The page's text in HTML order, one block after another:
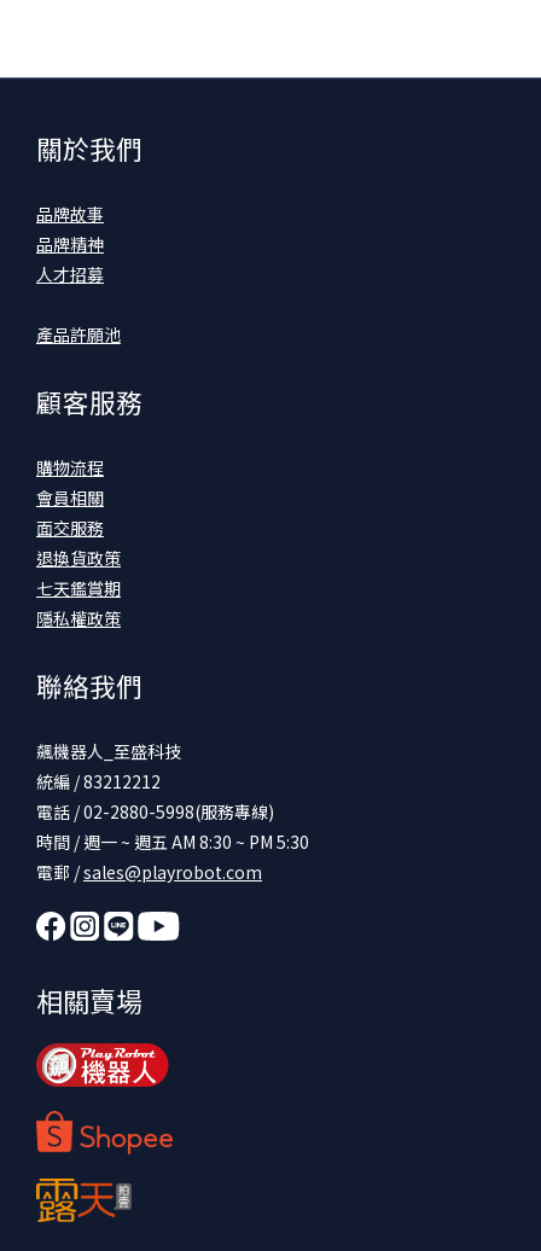
關於我們
品牌故事
品牌精神
人才招募
產品許願池
顧客服務
購物流程
會員相關
面交服務
退換貨政策
七天鑑賞期
隱私權政策
聯絡我們
飆機器人_至盛科技
統編 / 83212212
電話 / 02-2880-5998(服務專線)
時間 / 週一 ~ 週五 AM 8:30 ~ PM 5:30
電郵 /sales@playrobot.com
相關賣場